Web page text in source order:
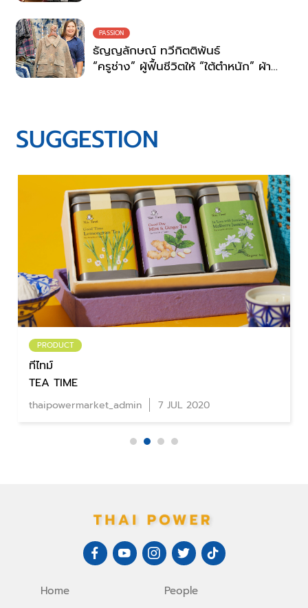
PASSION
ธัญญลักษณ์ ทวีกิตติพันธ์
“ครูช่าง” ผู้ฟื้นชีวิตให้ “ใต้ตำหนัก” ผ้า
SUGGESTION
PRODUCT
ตรางู
SNAKE BRAND
thaipowermarket_admin 4 JUL 2020
Home People